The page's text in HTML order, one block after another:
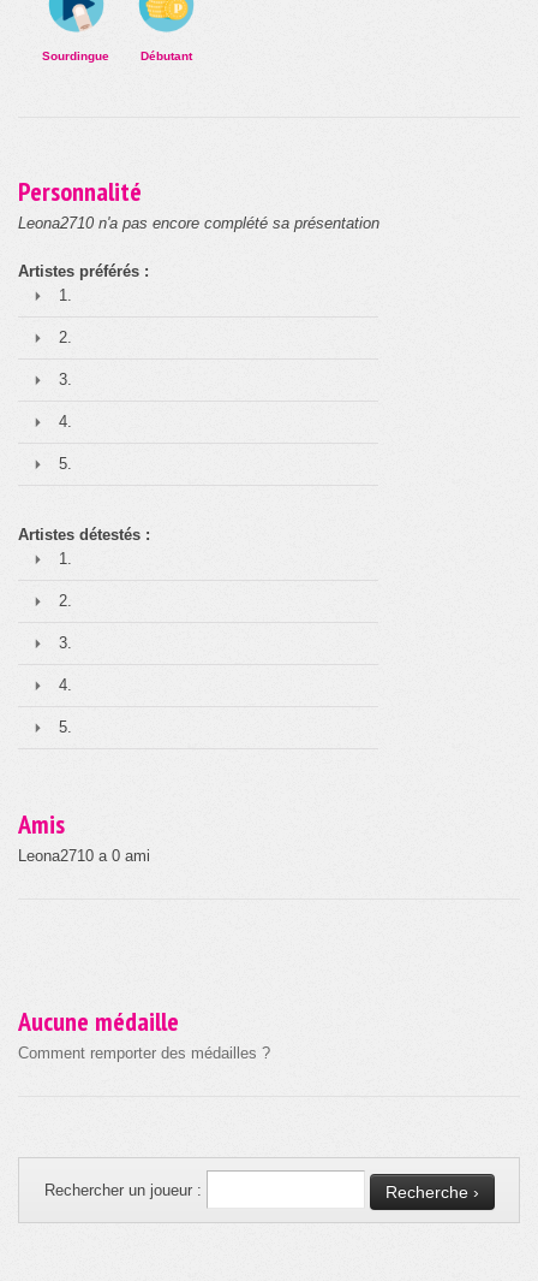
Sourdingue Débutant
Personnalité
Leona2710 n'a pas encore complété sa présentation
Artistes préférés :
1.
2.
3.
4.
5.
Artistes détestés :
1.
2.
3.
4.
5.
Amis
Leona2710 a 0 ami
Aucune médaille
Comment remporter des médailles ?
Rechercher un joueur :